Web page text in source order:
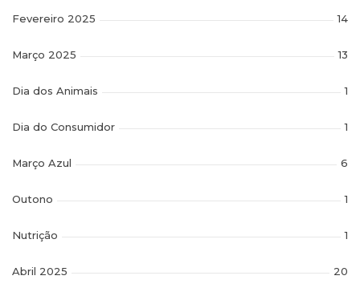
Fevereiro 2025 14
Março 2025 13
Dia dos Animais 1
Dia do Consumidor 1
Março Azul 6
Outono 1
Nutrição 1
Abril 2025 20